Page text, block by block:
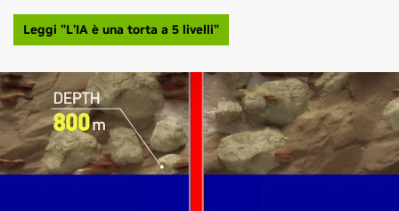
Leggi "L'IA è una torta a 5 livelli"